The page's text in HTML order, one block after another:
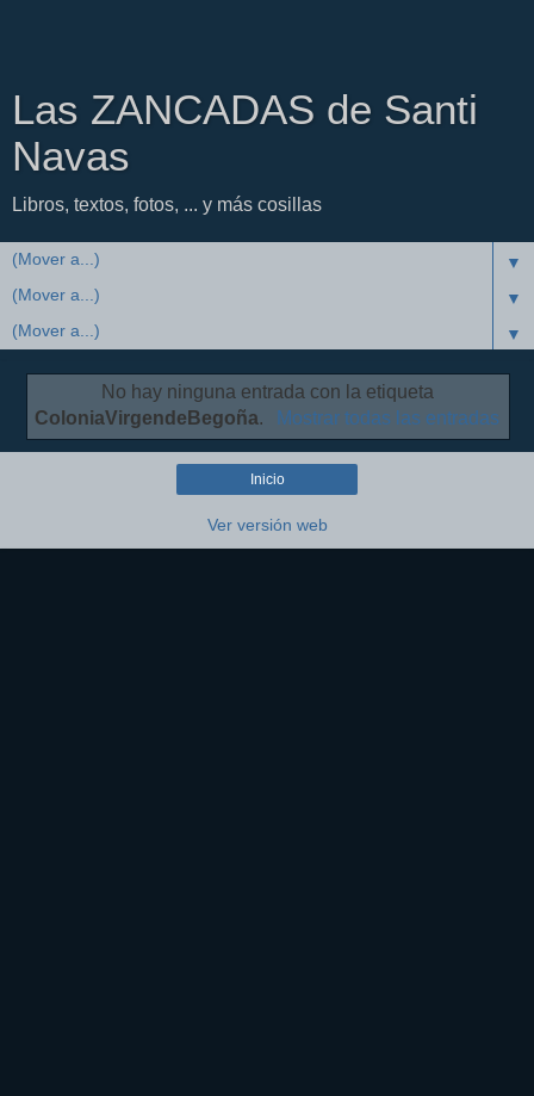
Las ZANCADAS de Santi
Navas
Libros, textos, fotos, ... y más cosillas
▼
▼
▼
No hay ninguna entrada con la etiqueta
ColoniaVirgendeBegoña. Mostrar todas las entradas
Inicio
Ver versión web